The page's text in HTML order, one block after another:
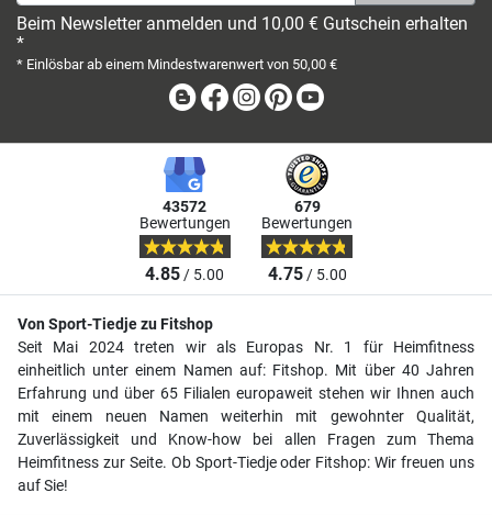
Beim Newsletter anmelden und 10,00 € Gutschein erhalten
*
* Einlösbar ab einem Mindestwarenwert von 50,00 €
BlogFacebook
Instagram
Pinterest
43572
Bewertungen
4.85/ 5.00
679
Bewertungen
4.75/ 5.00
Von Sport-Tiedje zu Fitshop
Seit Mai 2024 treten wir als Europas Nr. 1 für Heimfitness
einheitlich unter einem Namen auf: Fitshop. Mit über 40 Jahren
Erfahrung und über 65 Filialen europaweit stehen wir Ihnen auch
mit einem neuen Namen weiterhin mit gewohnter Qualität,
Zuverlässigkeit und Know-how bei allen Fragen zum Thema
Heimfitness zur Seite. Ob Sport-Tiedje oder Fitshop: Wir freuen uns
auf Sie!